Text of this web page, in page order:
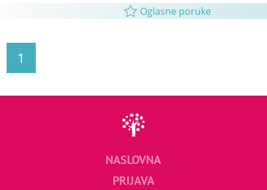
Oglasne poruke
1
NASLOVNA
PRIJAVA